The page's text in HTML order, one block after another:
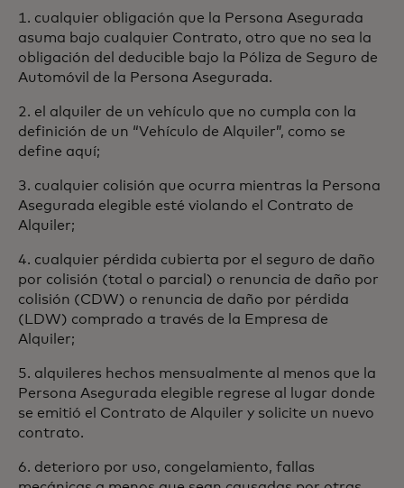
1. cualquier obligación que la Persona Asegurada
asuma bajo cualquier Contrato, otro que no sea la
obligación del deducible bajo la Póliza de Seguro de
Automóvil de la Persona Asegurada.
2. el alquiler de un vehículo que no cumpla con la
definición de un “Vehículo de Alquiler”, como se
define aquí;
3. cualquier colisión que ocurra mientras la Persona
Asegurada elegible esté violando el Contrato de
Alquiler;
4. cualquier pérdida cubierta por el seguro de daño
por colisión (total o parcial) o renuncia de daño por
colisión (CDW) o renuncia de daño por pérdida
(LDW) comprado a través de la Empresa de
Alquiler;
5. alquileres hechos mensualmente al menos que la
Persona Asegurada elegible regrese al lugar donde
se emitió el Contrato de Alquiler y solicite un nuevo
contrato.
6. deterioro por uso, congelamiento, fallas